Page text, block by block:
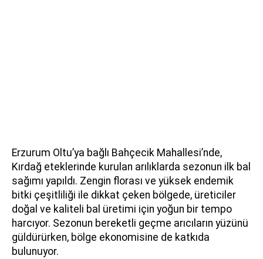
Erzurum Oltu’ya bağlı Bahçecik Mahallesi’nde,
Kırdağ eteklerinde kurulan arılıklarda sezonun ilk bal
sağımı yapıldı. Zengin florası ve yüksek endemik
bitki çeşitliliği ile dikkat çeken bölgede, üreticiler
doğal ve kaliteli bal üretimi için yoğun bir tempo
harcıyor. Sezonun bereketli geçme arıcıların yüzünü
güldürürken, bölge ekonomisine de katkıda
bulunuyor.